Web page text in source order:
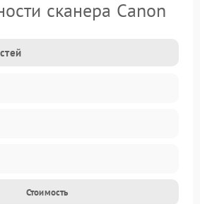
сканера Canon
Стоимость